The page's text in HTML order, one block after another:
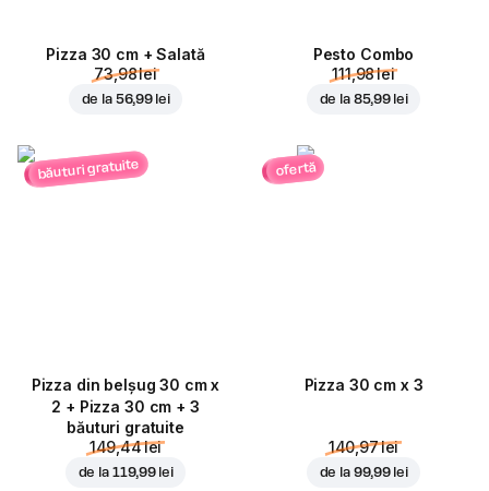
Pizza 30 cm + Salată
73,98 lei
de la 56,99 lei
Pesto Combo
111,98 lei
de la 85,99 lei
băuturi gratuite
Pizza din belșug 30 cm x
2 + Pizza 30 cm + 3
băuturi gratuite
149,44 lei
de la 119,99 lei
ofertă
Pizza 30 cm x 3
140,97 lei
de la 99,99 lei